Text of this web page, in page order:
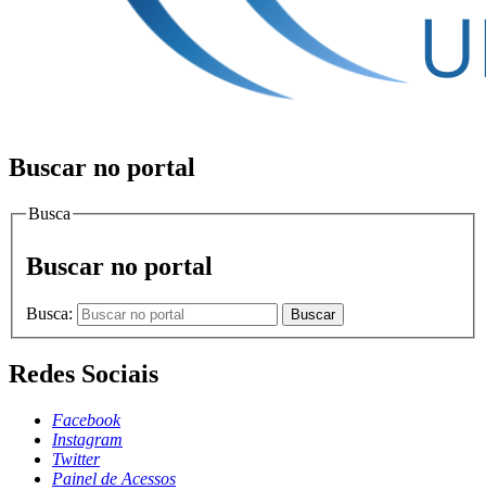
Buscar no portal
Busca
Buscar no portal
Busca: Buscar
Redes Sociais
Facebook
Instagram
Twitter
Painel de Acessos